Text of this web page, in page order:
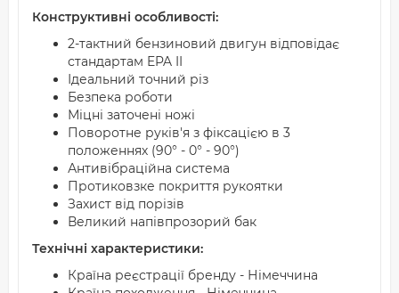
Конструктивні особливості:
2-тактний бензиновий двигун відповідає
стандартам EPA II
Ідеальний точний різ
Безпека роботи
Міцні заточені ножі
Поворотне руків'я з фіксацією в 3
положеннях (90° - 0° - 90°)
Антивібраційна система
Протиковзке покриття рукоятки
Захист від порізів
Великий напівпрозорий бак
Технічні характеристики:
Країна реєстрації бренду - Німеччина